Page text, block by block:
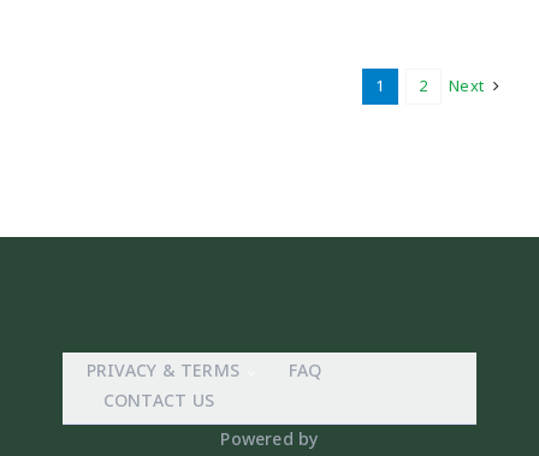
1 2 Next
PRIVACY & TERMS
FAQ
CONTACT US
Powered by